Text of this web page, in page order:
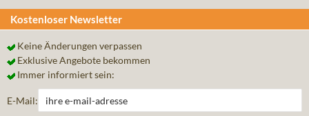
Kostenloser Newsletter
Keine Änderungen verpassen
Exklusive Angebote bekommen
Immer informiert sein:
E-Mail: